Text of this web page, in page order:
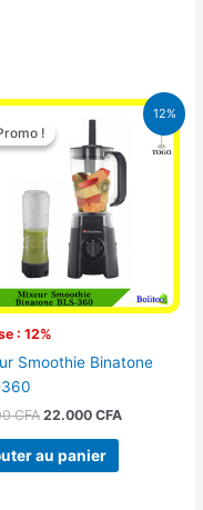
12%
!
: 12%
!
Smoothie Binatone
CFA
Le
initial
était :
25.000 CFA.
22.000 CFA
Le
prix
actuel
est :
au panier